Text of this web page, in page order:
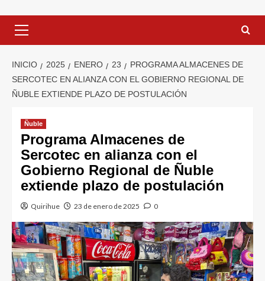
INICIO 2025 ENERO 23
PROGRAMA ALMACENES DE
SERCOTEC EN ALIANZA CON EL GOBIERNO REGIONAL DE
ÑUBLE EXTIENDE PLAZO DE POSTULACIÓN
Ñuble
Programa Almacenes de
Sercotec en alianza con el
Gobierno Regional de Ñuble
extiende plazo de postulación
Quirihue 23 de enero de 2025 0